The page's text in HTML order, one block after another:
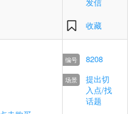
收藏
8208
提出切
入点/找
话题